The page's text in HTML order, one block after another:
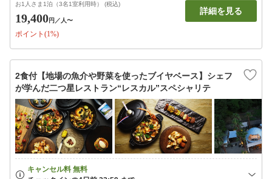
お1人さま1泊（3名1室利用時） (税込)
19,400円 ／人〜
ポイント(1%)
詳細を見る
2食付【地場の魚介や野菜を使ったブイヤベース】シェフ
が学んだ二つ星レストラン“レスカル”スペシャリテ